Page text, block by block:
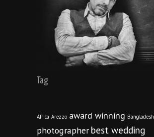
Tag
Africa Arezzo award winning Bangladesh
photographer best wedding